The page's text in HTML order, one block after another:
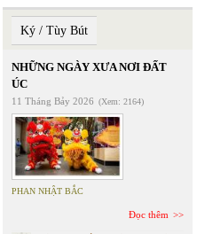
Ký / Tùy Bút
NHỮNG NGÀY XƯA NƠI ĐẤT
ÚC
11 Tháng Bảy 2026 (Xem: 2164)
PHAN NHẬT BẮC
Đọc thêm